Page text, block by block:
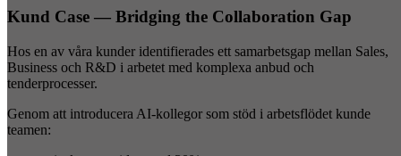
Kund Case — Bridging the Collaboration Gap
Hos en av våra kunder identifierades ett samarbetsgap mellan Sales,
Business och R&D i arbetet med komplexa anbud och
tenderprocesser.
Genom att introducera AI-kollegor som stöd i arbetsflödet kunde
teamen: